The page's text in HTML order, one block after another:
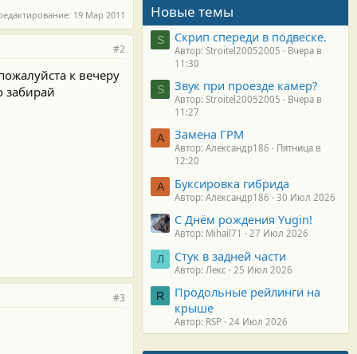
19 Мар 2011
#2
к вечеру
забирай
#3
Новые темы
S Скрип спереди в подвеске.
Автор: Stroitel20052005
Вчера в
11:30
S Звук при проезде камер?
Автор: Stroitel20052005
Вчера в
11:27
А Замена ГРМ
Автор: Александр186
Пятница в
12:20
А Буксировка гибрида
Автор: Александр186 30 Июл 2026
С Днём рождения Yugin!
Автор: Mihail71 27 Июл 2026
Л Стук в задней части
Автор: Лекс 25 Июл 2026
R
Продольные рейлинги на
крыше
Автор: RSP 24 Июл 2026